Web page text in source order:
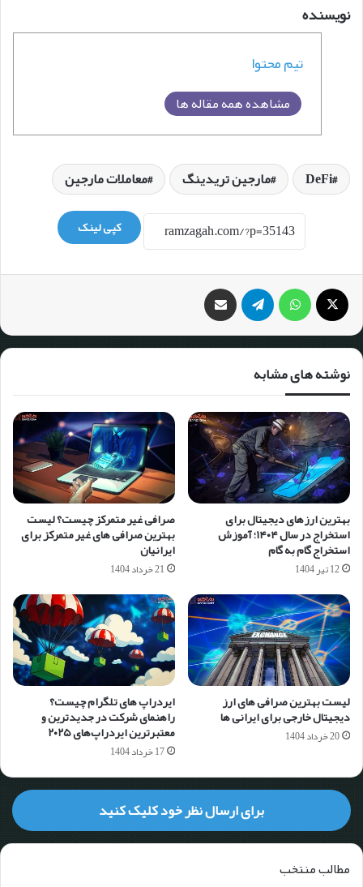
نویسنده
تیم محتوا
مشاهده همه مقاله ها
DeFi مارجین تریدینگ معاملات مارجین
کپی لینک
نوشته های مشابه
بهترین ارزهای دیجیتال برای
استخراج در سال ۱۴۰۴؛ آموزش
استخراج گام به گام
12 تیر 1404
صرافی غیر متمرکز چیست؟ لیست
بهترین صرافی های غیر متمرکز برای
ایرانیان
21 خرداد 1404
لیست بهترین صرافی های ارز
دیجیتال خارجی برای ایرانی ها
20 خرداد 1404
ایردراپ های تلگرام چیست؟
راهنمای شرکت در جدیدترین و
معتبرترین ایردراپ‌های ۲۰۲۵
17 خرداد 1404
برای ارسال نظر خود کلیک کنید
مطالب منتخب